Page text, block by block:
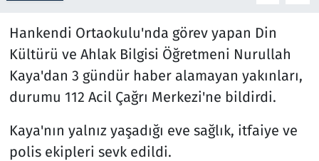
Hankendi Ortaokulu'nda görev yapan Din
Kültürü ve Ahlak Bilgisi Öğretmeni Nurullah
Kaya'dan 3 gündür haber alamayan yakınları,
durumu 112 Acil Çağrı Merkezi'ne bildirdi.
Kaya'nın yalnız yaşadığı eve sağlık, itfaiye ve
polis ekipleri sevk edildi.
Spor
Teknoloji ve Bilim
Televizyon